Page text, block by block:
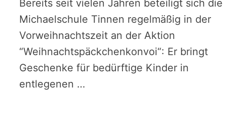
Bereits seit vielen Jahren beteiligt sich die
Michaelschule Tinnen regelmäßig in der
Vorweihnachtszeit an der Aktion
“Weihnachtspäckchenkonvoi“: Er bringt
Geschenke für bedürftige Kinder in
entlegenen …